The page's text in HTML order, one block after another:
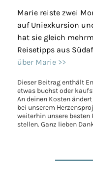
Marie reiste zwei
auf Uniexkursion
hat sie gleich
Reisetipps aus
über Marie >>
Dieser Beitrag enthält
etwas buchst oder
An deinen Kosten
bei unserem
weiterhin unsere
stellen. Ganz lieben